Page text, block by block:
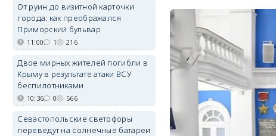
От руин до визитной карточки
города: как преображался
Приморский бульвар
11:00 1 216
Двое мирных жителей погибли в
Крыму в результате атаки ВСУ
беспилотниками
10:36 0 566
Севастопольские светофоры
переведут на солнечные батареи